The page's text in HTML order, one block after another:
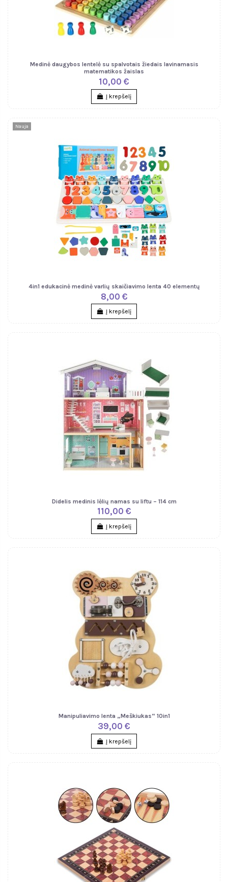
Medinė daugybos lentelė su spalvotais žiedais lavinamasis
matematikos žaislas
10,00 €
Į krepšelį
Nauja
4in1 edukacinė medinė varlių skaičiavimo lenta 40 elementų
8,00 €
Į krepšelį
Didelis medinis lėlių namas su liftu – 114 cm
110,00 €
Į krepšelį
Manipuliavimo lenta „Meškiukas“ 10in1
39,00 €
Į krepšelį